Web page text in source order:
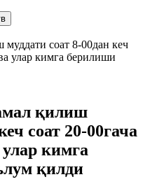
қилиш
соат 20-00гача
кимга
қилди